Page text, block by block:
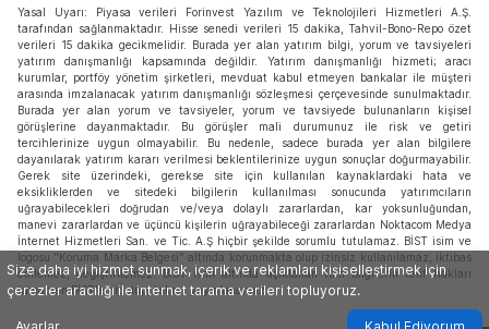
Yasal Uyarı: Piyasa verileri Forinvest Yazılım ve Teknolojileri Hizmetleri A.Ş.
tarafından sağlanmaktadır. Hisse senedi verileri 15 dakika, Tahvil-Bono-Repo özet
verileri 15 dakika gecikmelidir. Burada yer alan yatırım bilgi, yorum ve tavsiyeleri
yatırım danışmanlığı kapsamında değildir. Yatırım danışmanlığı hizmeti; aracı
kurumlar, portföy yönetim şirketleri, mevduat kabul etmeyen bankalar ile müşteri
arasında imzalanacak yatırım danışmanlığı sözleşmesi çerçevesinde sunulmaktadır.
Burada yer alan yorum ve tavsiyeler, yorum ve tavsiyede bulunanların kişisel
görüşlerine dayanmaktadır. Bu görüşler mali durumunuz ile risk ve getiri
tercihlerinize uygun olmayabilir. Bu nedenle, sadece burada yer alan bilgilere
dayanılarak yatırım kararı verilmesi beklentilerinize uygun sonuçlar doğurmayabilir.
Gerek site üzerindeki, gerekse site için kullanılan kaynaklardaki hata ve
eksikliklerden ve sitedeki bilgilerin kullanılması sonucunda yatırımcıların
uğrayabilecekleri doğrudan ve/veya dolaylı zararlardan, kar yoksunluğundan,
manevi zararlardan ve üçüncü kişilerin uğrayabileceği zararlardan Noktacom Medya
İnternet Hizmetleri San. ve Tic. A.Ş hiçbir şekilde sorumlu tutulamaz. BİST isim ve
logosu "Koruma Marka Belgesi" altında korunmakta olup izinsiz kullanılamaz, iktibas
edilemez, değiştirilemez. BİST ismi altında açıklanan tüm bilgilerin telif hakları
tamamen BİST'e ait olup, tekrar yayınlanamaz.
Size daha iyi hizmet sunmak, içerik ve reklamları kişiselleştirmek için
çerezler aracılığı ile internet tarama verileri topluyoruz.